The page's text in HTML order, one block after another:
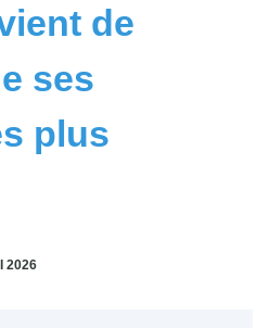
de
ses
plus
2026